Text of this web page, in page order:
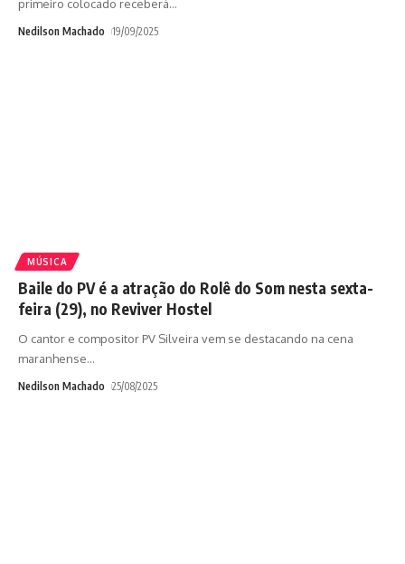
primeiro colocado receberá…
Nedilson Machado 19/09/2025
MÚSICA
Baile do PV é a atração do Rolê do Som nesta sexta-
feira (29), no Reviver Hostel
O cantor e compositor PV Silveira vem se destacando na cena
maranhense…
Nedilson Machado 25/08/2025